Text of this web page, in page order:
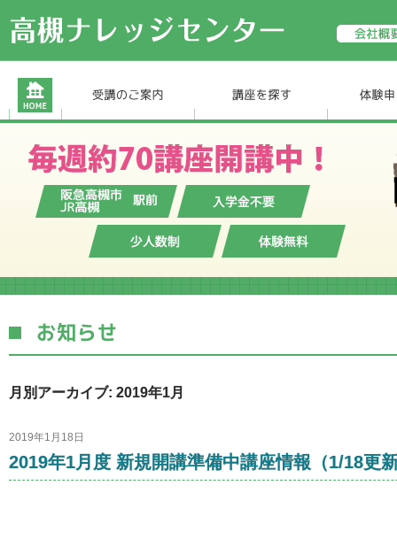
月別アーカイブ: 2019年1月
2019年1月18日
2019年1月度 新規開講準備中講座情報（1/18更